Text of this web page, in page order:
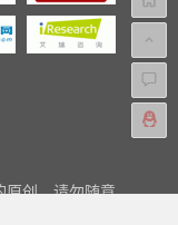
原创，请勿随意